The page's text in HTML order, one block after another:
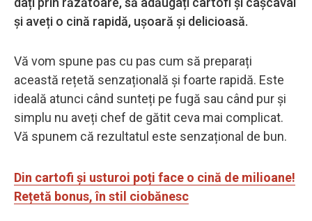
și aveți o cină rapidă, ușoară și delicioasă.
Vă vom spune pas cu pas cum să preparați
această rețetă senzațională și foarte rapidă. Este
ideală atunci când sunteți pe fugă sau când pur și
simplu nu aveți chef de gătit ceva mai complicat.
Vă spunem că rezultatul este senzațional de bun.
Din cartofi și usturoi poți face o cină de milioane!
Rețetă bonus, în stil ciobănesc